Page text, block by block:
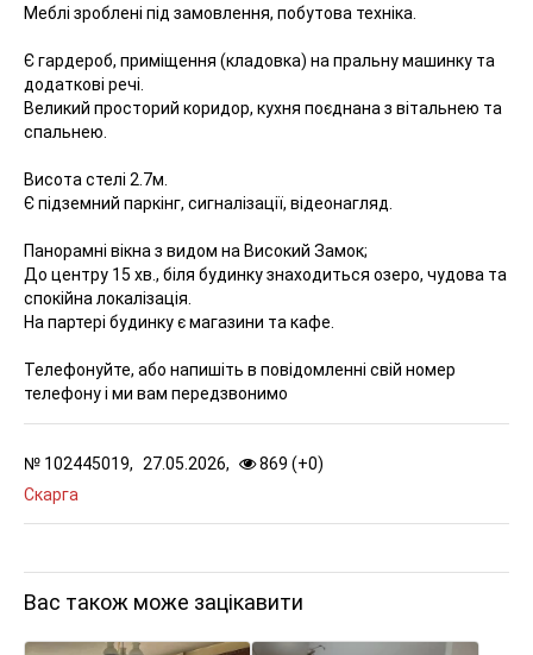
Меблі зроблені під замовлення, побутова техніка.
Є гардероб, приміщення (кладовка) на пральну машинку та
додаткові речі.
Великий просторий коридор, кухня поєднана з вітальнею та
спальнею.
Висота стелі 2.7м.
Є підземний паркінг, сигналізації, відеонагляд.
Панорамні вікна з видом на Високий Замок;
До центру 15 хв., біля будинку знаходиться озеро, чудова та
спокійна локалізація.
На партері будинку є магазини та кафе.
Телефонуйте, або напишіть в повідомленні свій номер
телефону і ми вам передзвонимо
№ 102445019, 27.05.2026, 869 (+0)
Скарга
Вас також може зацікавити